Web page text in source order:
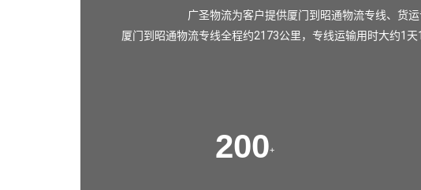
广圣物流为客户提供厦门到昭通物流专线、货
厦门到昭通物流专线全程约2173公里，专线运输用时大约1
200+